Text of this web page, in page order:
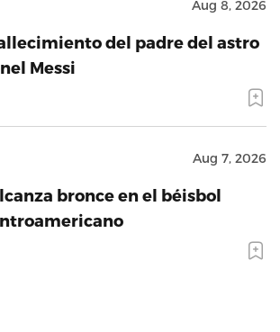
Aug 8, 2026
del padre del astro
Messi
Aug 7, 2026
bronce en el béisbol